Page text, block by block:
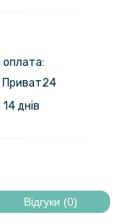
Glass для Oppo
Oppo A78 4G,
A78 4G, Матова
оплата:
Приват24
днів
Відгуки (0)